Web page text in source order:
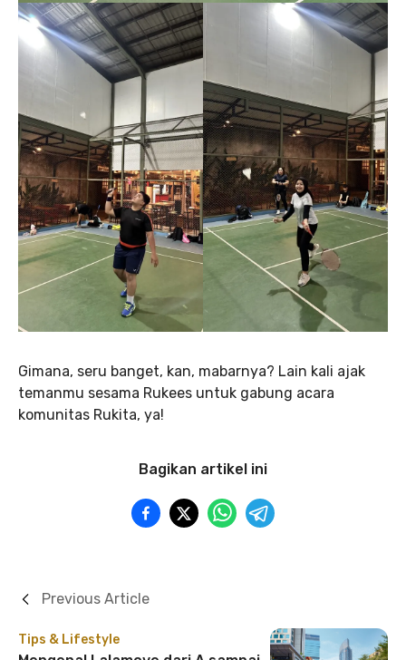
Gimana, seru banget, kan, mabarnya? Lain kali ajak
temanmu sesama Rukees untuk gabung acara
komunitas Rukita, ya!
Bagikan artikel ini
Tips & Lifestyle
Previous Article